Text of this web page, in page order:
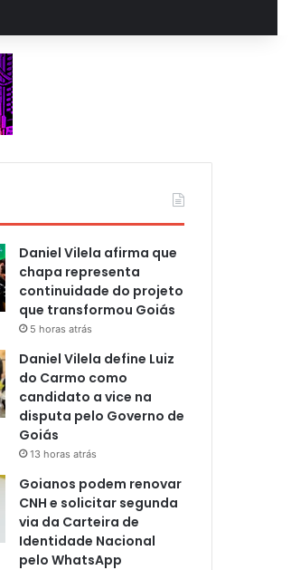
Daniel Vilela afirma que
chapa representa
continuidade do projeto
que transformou Goiás
5 horas atrás
Daniel Vilela define Luiz
do Carmo como
candidato a vice na
disputa pelo Governo de
Goiás
13 horas atrás
Goianos podem renovar
CNH e solicitar segunda
via da Carteira de
Identidade Nacional
pelo WhatsApp